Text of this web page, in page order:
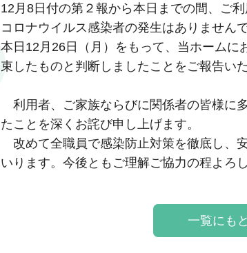
12月8日付の第２報から本日までの間、ご
コロナウイルス感染者の発生はありませんで
本日12月26日（月）をもって、当ホームに
束したものと判断しましたことをご報告いた
利用者、ご家族ならびに関係者の皆様に
たことを深くお詫び申し上げます。
改めて全職員で感染防止対策を徹底し、
いります。今後ともご理解ご協力の程よろ
一覧にも